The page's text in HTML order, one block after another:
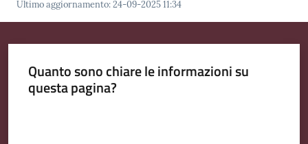
Ultimo aggiornamento:24-09-2025 11:34
Quanto sono chiare le informazioni su
questa pagina?